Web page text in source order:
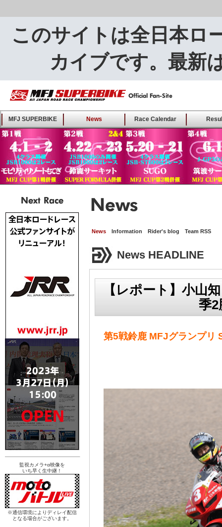
このサイトは全日本ロ
カイブです。最新
MFJ SUPERBIKE ALL
JAPAN ROAD RACE
CHAMPIONSHIP - Offical
Fan-Site
MFJ SUPERBIKE News Race Calendar
Next Race
監視カメラ+α映像を
いち早く生中継！
※通信環境によりディレイ配信
となる場合がございます。
News Information Rider's blog Team RSS
News HEADLINE
【レポート】小山
季2
第5戦鈴鹿 MFJグランプリ